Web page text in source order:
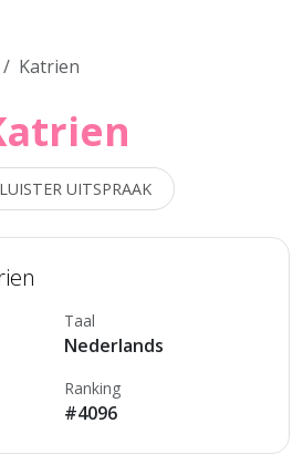
Katrien
UITSPRAAK
Taal
Nederlands
Ranking
#4096